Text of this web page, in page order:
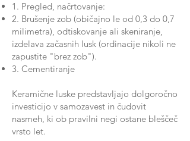
1. Pregled, načrtovanje:
2. Brušenje zob (običajno le od 0,3 do 0,7
milimetra), odtiskovanje ali skeniranje,
izdelava začasnih lusk (ordinacije nikoli ne
zapustite "brez zob").
3. Cementiranje
Keramične luske predstavljajo dolgoročno
investicijo v samozavest in čudovit
nasmeh, ki ob pravilni negi ostane bleščeč
vrsto let.